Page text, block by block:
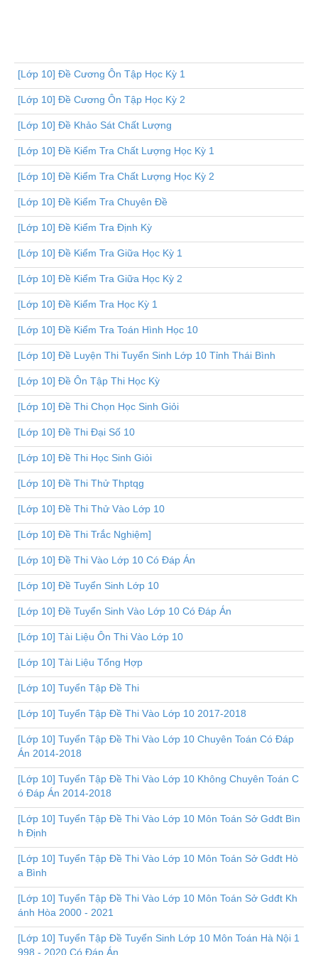
[Lớp 10] Đề Cương Ôn Tập Học Kỳ 1
[Lớp 10] Đề Cương Ôn Tập Học Kỳ 2
[Lớp 10] Đề Khảo Sát Chất Lượng
[Lớp 10] Đề Kiểm Tra Chất Lượng Học Kỳ 1
[Lớp 10] Đề Kiểm Tra Chất Lượng Học Kỳ 2
[Lớp 10] Đề Kiểm Tra Chuyên Đề
[Lớp 10] Đề Kiểm Tra Định Kỳ
[Lớp 10] Đề Kiểm Tra Giữa Học Kỳ 1
[Lớp 10] Đề Kiểm Tra Giữa Học Kỳ 2
[Lớp 10] Đề Kiểm Tra Học Kỳ 1
[Lớp 10] Đề Kiểm Tra Toán Hình Học 10
[Lớp 10] Đề Luyện Thi Tuyển Sinh Lớp 10 Tỉnh Thái Bình
[Lớp 10] Đề Ôn Tập Thi Học Kỳ
[Lớp 10] Đề Thi Chọn Học Sinh Giỏi
[Lớp 10] Đề Thi Đại Số 10
[Lớp 10] Đề Thi Học Sinh Giỏi
[Lớp 10] Đề Thi Thử Thptqg
[Lớp 10] Đề Thi Thử Vào Lớp 10
[Lớp 10] Đề Thi Trắc Nghiệm]
[Lớp 10] Đề Thi Vào Lớp 10 Có Đáp Án
[Lớp 10] Đề Tuyển Sinh Lớp 10
[Lớp 10] Đề Tuyển Sinh Vào Lớp 10 Có Đáp Án
[Lớp 10] Tài Liệu Ôn Thi Vào Lớp 10
[Lớp 10] Tài Liệu Tổng Hợp
[Lớp 10] Tuyển Tập Đề Thi
[Lớp 10] Tuyển Tập Đề Thi Vào Lớp 10 2017-2018
[Lớp 10] Tuyển Tập Đề Thi Vào Lớp 10 Chuyên Toán Có Đáp
Án 2014-2018
[Lớp 10] Tuyển Tập Đề Thi Vào Lớp 10 Không Chuyên Toán C
ó Đáp Án 2014-2018
[Lớp 10] Tuyển Tập Đề Thi Vào Lớp 10 Môn Toán Sở Gdđt Bìn
h Định
[Lớp 10] Tuyển Tập Đề Thi Vào Lớp 10 Môn Toán Sở Gdđt Hò
a Bình
[Lớp 10] Tuyển Tập Đề Thi Vào Lớp 10 Môn Toán Sở Gdđt Kh
ánh Hòa 2000 - 2021
[Lớp 10] Tuyển Tập Đề Tuyển Sinh Lớp 10 Môn Toán Hà Nội 1
998 - 2020 Có Đáp Án